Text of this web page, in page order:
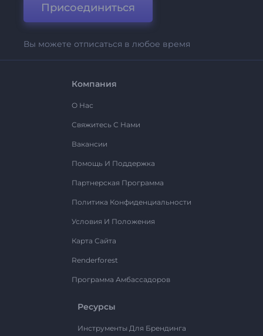
Присоединиться
Вы можете отписаться в любое время
Компания
О Нас
Свяжитесь С Нами
Вакансии
Помощь И Поддержка
Партнерская Программа
Политика Конфиденциальности
Условия И Положения
Карта Сайта
Renderforest
Программа Амбассадоров
Ресурсы
Инструменты Для Брендинга